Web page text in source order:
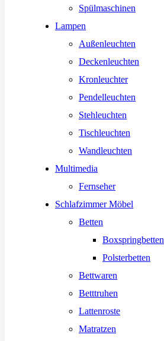
Spülmaschinen
Lampen
Außenleuchten
Deckenleuchten
Kronleuchter
Pendelleuchten
Stehleuchten
Tischleuchten
Wandleuchten
Multimedia
Fernseher
Schlafzimmer Möbel
Betten
Boxspringbetten
Polsterbetten
Bettwaren
Betttruhen
Lattenroste
Matratzen